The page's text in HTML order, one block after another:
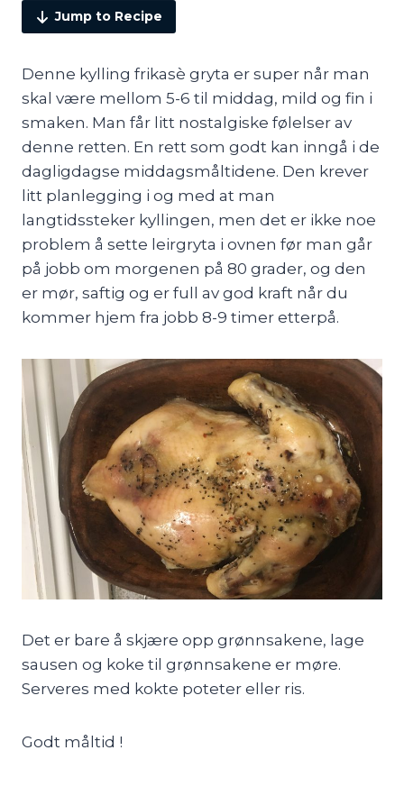
Jump to Recipe
Denne kylling frikasè gryta er super når man
skal være mellom 5-6 til middag, mild og fin i
smaken. Man får litt nostalgiske følelser av
denne retten. En rett som godt kan inngå i de
dagligdagse middagsmåltidene. Den krever
litt planlegging i og med at man
langtidssteker kyllingen, men det er ikke noe
problem å sette leirgryta i ovnen før man går
på jobb om morgenen på 80 grader, og den
er mør, saftig og er full av god kraft når du
kommer hjem fra jobb 8-9 timer etterpå.
Det er bare å skjære opp grønnsakene, lage
sausen og koke til grønnsakene er møre.
Serveres med kokte poteter eller ris.
Godt måltid !